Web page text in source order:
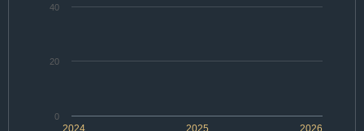
2024 2025 2026
0
20
40